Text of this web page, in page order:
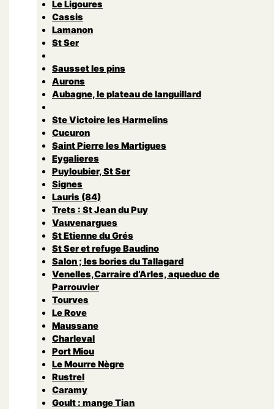
Le Ligoures
Cassis
Lamanon
St Ser
Sausset les pins
Aurons
Aubagne, le plateau de languillard
Ste Victoire les Harmelins
Cucuron
Saint Pierre les Martigues
Eygalieres
Puyloubier, St Ser
Signes
Lauris (84)
Trets : St Jean du Puy
Vauvenargues
St Etienne du Grés
St Ser et refuge Baudino
Salon ; les bories du Tallagard
Venelles,Carraire d’Arles, aqueduc de
Parrouvier
Tourves
Le Rove
Maussane
Charleval
Port Miou
Le Mourre Nègre
Rustrel
Caramy
Goult : mange Tian